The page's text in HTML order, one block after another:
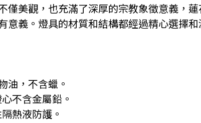
僅美觀，也充滿了深厚的宗教象徵意義，
意義。燈具的材質和結構都經過精心選擇
油，不含蠟。
不含金屬鉛。
熱液防護。